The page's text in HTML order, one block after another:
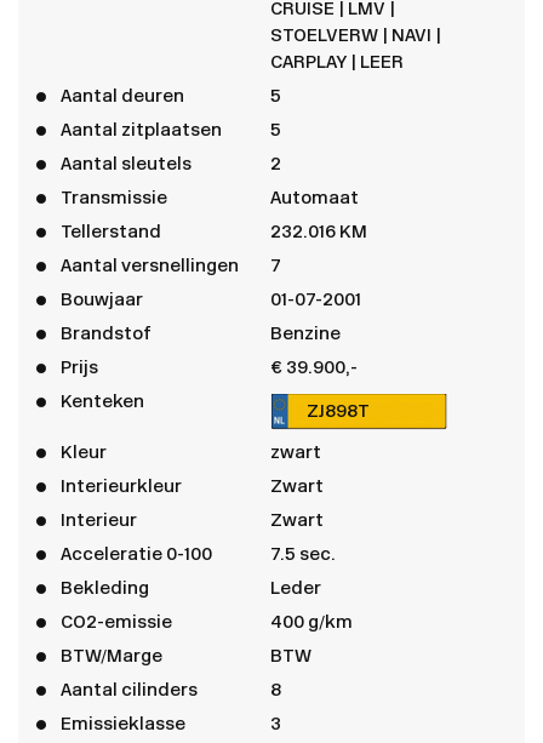
CRUISE | LMV |
STOELVERW | NAVI |
CARPLAY | LEER
Aantal deuren
5
Aantal zitplaatsen
5
Aantal sleutels
2
Transmissie
Automaat
Tellerstand
232.016 KM
Aantal versnellingen
7
Bouwjaar
01-07-2001
Brandstof
Benzine
Prijs
€ 39.900,-
Kenteken
ZJ898T
Kleur
zwart
Interieurkleur
Zwart
Interieur
Zwart
Acceleratie 0-100
7.5 sec.
Bekleding
Leder
CO2-emissie
400 g/km
BTW/Marge
BTW
Aantal cilinders
8
Emissieklasse
3